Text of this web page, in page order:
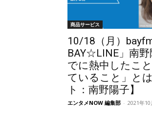
商品サービス
10/18（月）
BAY☆LINE」南
でに熱中したこ
ていること」と
ト：南野陽子】
エンタメNOW 編集部 - 2021年10